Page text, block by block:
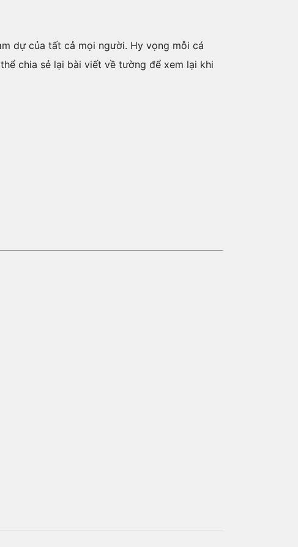
dự của tất cả mọi người. Hy vọng mỗi cá
chia sẻ lại bài viết về tường để xem lại khi